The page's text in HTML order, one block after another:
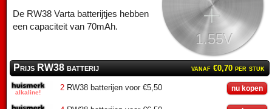
1.55V
De RW38 Varta batterijtjes hebben
een capaciteit van 70mAh.
Prijs RW38 batterij vanaf €0,70 per stuk
2 RW38 batterijen voor €5,50 nu kopen